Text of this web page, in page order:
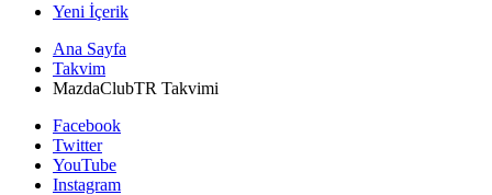
Yeni İçerik
Ana Sayfa
Takvim
MazdaClubTR Takvimi
Facebook
Twitter
YouTube
Instagram